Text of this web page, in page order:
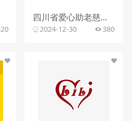
四川省爱心助老慈善促进会
2024-12-30 380